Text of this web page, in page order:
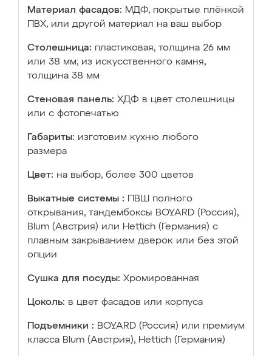
Материал фасадов: МДФ, покрытые плёнкой
ПВХ, или другой материал на ваш выбор
Столешница: пластиковая, толщина 26 мм
или 38 мм; из искусственного камня,
толщина 38 мм
Стеновая панель: ХДФ в цвет столешницы
или с фотопечатью
Габариты: изготовим кухню любого
размера
Цвет: на выбор, более 300 цветов
Выкатные системы :
ПВШ полного
открывания, тандембоксы BOYARD (Россия),
Blum (Австрия) или Hettich (Германия) с
плавным закрыванием дверок или без этой
опции
Сушка для посуды: Хромированная
Цоколь: в цвет фасадов или корпуса
Подъемники : BOYARD (Россия) или премиум
класса Blum (Австрия), Hettich (Германия)